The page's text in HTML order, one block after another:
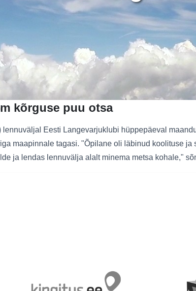
kõrguse puu otsa
Eesti Langevarjuklubi hüppepäeval
maapinnale tagasi. "Õpilane oli läbinud koolituse
ja lendas lennuvälja alalt minema metsa kohale,"